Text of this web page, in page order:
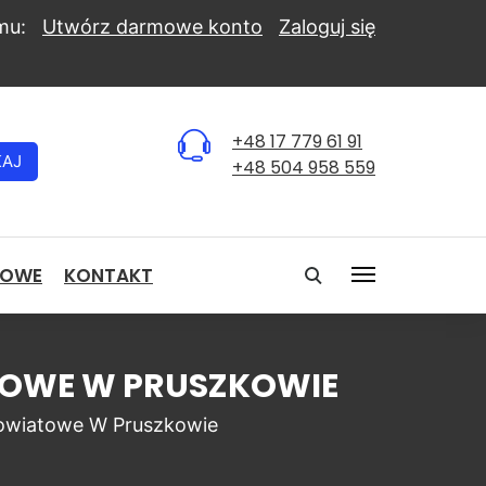
Utwórz darmowe konto Zaloguj się
+48 17 779 61 91
+48 504 958 559
KONTAKT
W PRUSZKOWIE
W Pruszkowie